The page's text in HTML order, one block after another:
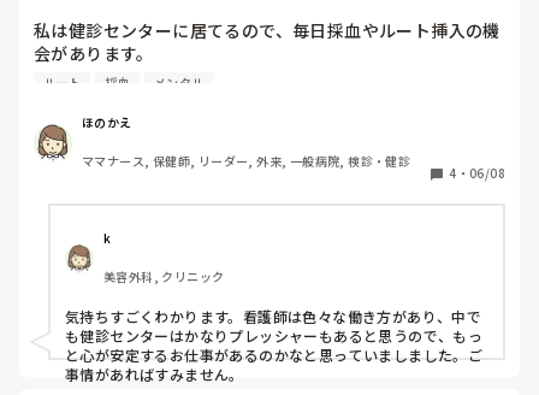
私は健診センターに居てるので、毎日採血やルート挿入の機
会があります。
決して採血に自信はなく、毎回ドキドキしながら採血してい
何回やっても度胸がつくことはなく、採血時に「取りにくい
です。」「一回でお願いします」「ここで取ってください」
「痛くないようにお願いします」なと圧が強い人が複数居て
そんな人を跳ね返せるぐらいのメンタルになる方法はありま
ルート 採血 メンタル
ほのかえ
ママナース, 保健師, リーダー, 外来, 一般病院, 検診・健診
4 ・ 06/08
k
美容外科, クリニック
気持ちすごくわかります。看護師は色々な働き方があり、中で
も健診センターはかなりプレッシャーもあると思うので、もっ
と心が安定するお仕事があるのかなと思っていましました。ご
事情があればすみません。